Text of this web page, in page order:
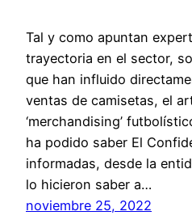
Tal y como apuntan
trayectoria en el sector,
que han influido
ventas de camisetas, el
‘merchandising’
ha podido saber El
informadas, desde la
lo hicieron saber a…
noviembre 25, 2022